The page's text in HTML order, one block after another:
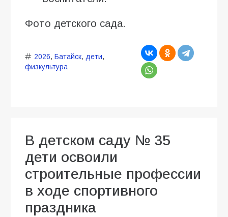
Фото детского сада.
2026, Батайск, дети,
физкультура
В детском саду № 35
дети освоили
строительные профессии
в ходе спортивного
праздника